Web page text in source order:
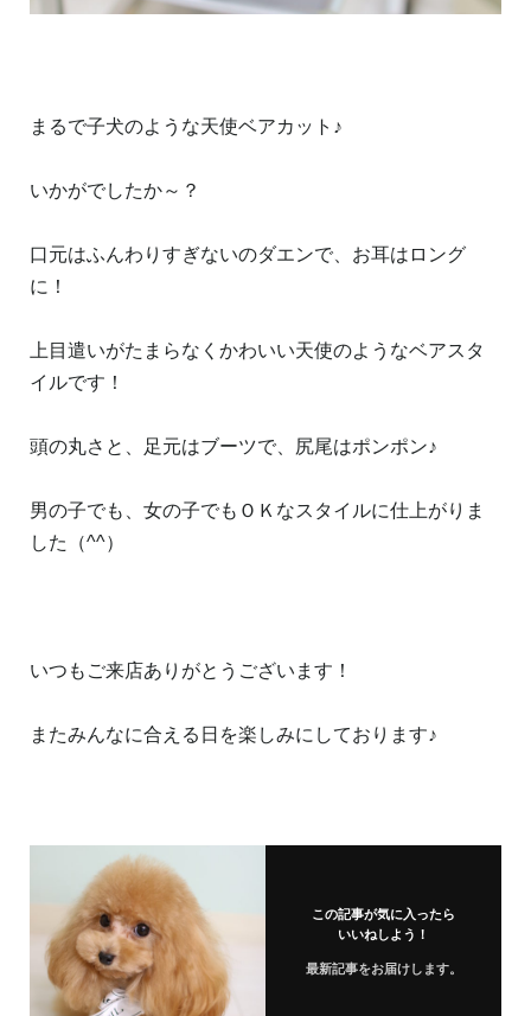
まるで子犬のような天使ベアカット♪
いかがでしたか～？
口元はふんわりすぎないのダエンで、お耳はロング
に！
上目遣いがたまらなくかわいい天使のようなベアスタ
イルです！
頭の丸さと、足元はブーツで、尻尾はポンポン♪
男の子でも、女の子でもＯＫなスタイルに仕上がりま
した（^^）
いつもご来店ありがとうございます！
またみんなに合える日を楽しみにしております♪
この記事が気に入ったら
いいねしよう！
最新記事をお届けします。